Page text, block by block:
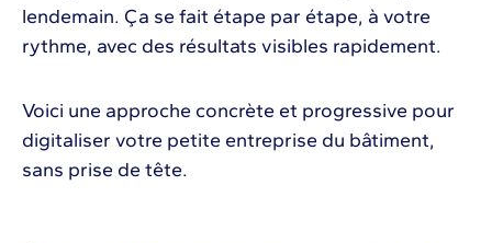
lendemain. Ça se fait étape par étape, à votre
rythme, avec des résultats visibles rapidement.
Voici une approche concrète et progressive pour
digitaliser votre petite entreprise du bâtiment,
sans prise de tête.